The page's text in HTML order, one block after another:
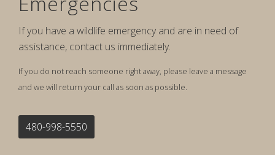
If you have a wildlife emergency and are in need of
assistance, contact us immediately.
If you do not reach someone right away, please leave a message
and we will return your call as soon as possible.
480-998-5550